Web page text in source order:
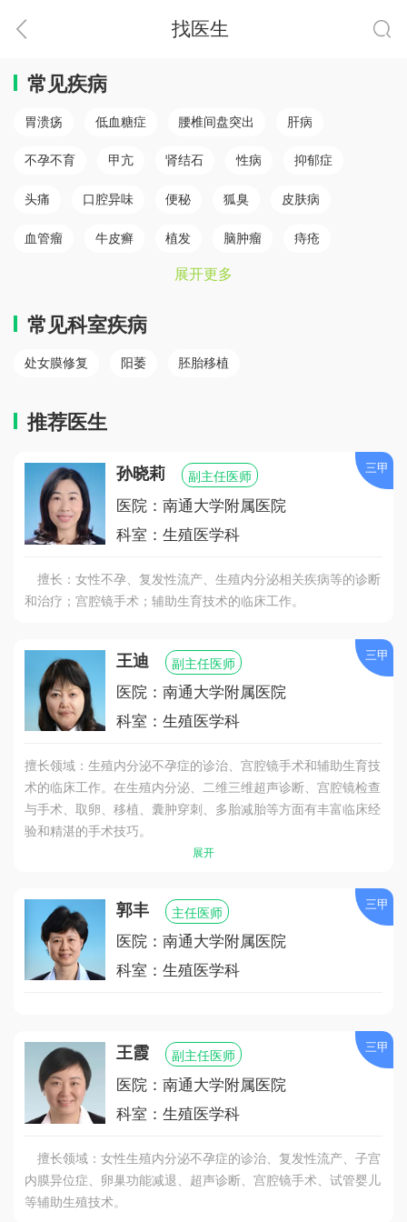
找医生
常见疾病
胃溃疡 低血糖症 腰椎间盘突出 肝病
不孕不育 甲亢 肾结石 性病 抑郁症
头痛 口腔异味 便秘 狐臭 皮肤病
血管瘤 牛皮癣 植发 脑肿瘤 痔疮
脾胃病 乳腺癌
骨质疏松 心肌梗塞（心肌病）
小儿癫痫 胆结石 儿童鼻炎
展开更多
常见科室疾病
处女膜修复 阳萎 胚胎移植
推荐医生
孙晓莉 副主任医师
医院：南通大学附属医院
科室：生殖医学科
擅长：女性不孕、复发性流产、生殖内分泌相关疾病等的诊断
和治疗；宫腔镜手术；辅助生育技术的临床工作。
三甲
王迪 副主任医师
医院：南通大学附属医院
科室：生殖医学科
擅长领域：生殖内分泌不孕症的诊治、宫腔镜手术和辅助生育技
术的临床工作。在生殖内分泌、二维三维超声诊断、宫腔镜检查
与手术、取卵、移植、囊肿穿刺、多胎减胎等方面有丰富临床经
验和精湛的手术技巧。
展开
三甲
郭丰 主任医师
医院：南通大学附属医院
科室：生殖医学科
三甲
王霞 副主任医师
医院：南通大学附属医院
科室：生殖医学科
擅长领域：女性生殖内分泌不孕症的诊治、复发性流产、子宫
内膜异位症、卵巢功能减退、超声诊断、宫腔镜手术、试管婴儿
等辅助生殖技术。
三甲